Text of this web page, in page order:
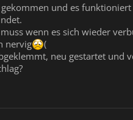
und es
wenn es sich wieder
nervig
(
neu gestartet und